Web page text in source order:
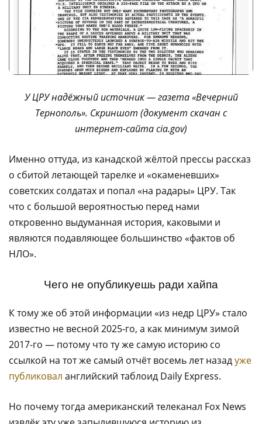
У ЦРУ надёжный источник — газета «Вечерний
Тернополь». Скриншот (документ скачан с
интернет-сайта cia.gov)
Именно оттуда, из канадской жёлтой прессы рассказ
о сбитой летающей тарелке и «окаменевших»
советских солдатах и попал «на радары» ЦРУ. Так
что с большой вероятностью перед нами
откровенно выдуманная история, каковыми и
являются подавляющее большинство «фактов об
НЛО».
Чего не опубликуешь ради хайпа
К тому же об этой информации «из недр ЦРУ» стало
известно не весной 2025-го, а как минимум зимой
2017-го — потому что ту же самую историю со
ссылкой на тот же самый отчёт восемь лет назадуже
публиковал английский таблоид Daily Express.
Но почему тогда американский телеканал Fox News